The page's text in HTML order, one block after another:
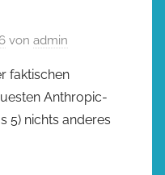
von admin
faktischen
Anthropic-
5) nichts anderes